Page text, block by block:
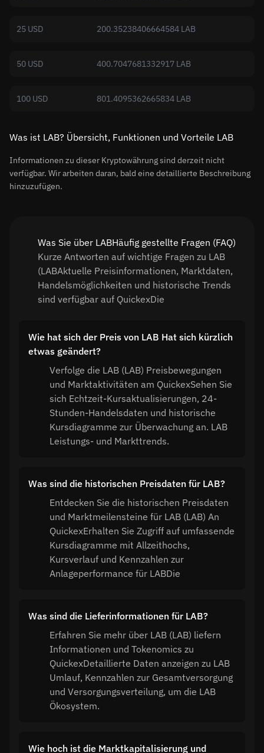
25 USD 200.35238406664584 LAB
50 USD 400.7047681332917 LAB
100 USD 801.4095362665834 LAB
Was ist LAB? Übersicht, Funktionen und Vorteile LAB
Informationen zu dieser Kryptowährung sind derzeit nicht
verfügbar. Wir arbeiten daran, bald eine detaillierte Beschreibung
hinzuzufügen.
Was Sie über LABHäufig gestellte Fragen (FAQ)
Kurze Antworten auf wichtige Fragen zu LAB
(LABAktuelle Preisinformationen, Marktdaten,
Handelsmöglichkeiten und historische Trends
sind verfügbar auf QuickexDie
Wie hat sich der Preis von LAB Hat sich kürzlich
etwas geändert?
Verfolge die LAB (LAB) Preisbewegungen
und Marktaktivitäten am QuickexSehen Sie
sich Echtzeit-Kursaktualisierungen, 24-
Stunden-Handelsdaten und historische
Kursdiagramme zur Überwachung an. LAB
Leistungs- und Markttrends.
Was sind die historischen Preisdaten für LAB?
Entdecken Sie die historischen Preisdaten
und Marktmeilensteine für LAB (LAB) An
QuickexErhalten Sie Zugriff auf umfassende
Kursdiagramme mit Allzeithochs,
Kursverlauf und Kennzahlen zur
Anlageperformance für LABDie
Was sind die Lieferinformationen für LAB?
Erfahren Sie mehr über LAB (LAB) liefern
Informationen und Tokenomics zu
QuickexDetaillierte Daten anzeigen zu LAB
Umlauf, Kennzahlen zur Gesamtversorgung
und Versorgungsverteilung, um die LAB
Ökosystem.
Wie hoch ist die Marktkapitalisierung und